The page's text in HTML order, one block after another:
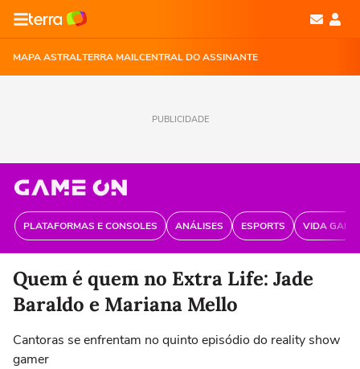
MAPA ASTRALTERRA MAILCENTRAL DO ASSINANTE
PUBLICIDADE
PLATAFORMAS E CONSOLES ANÁLISES ESPORTS VIDA
Quem é quem no Extra Life: Jade
Baraldo e Mariana Mello
Cantoras se enfrentam no quinto episódio do reality show
gamer